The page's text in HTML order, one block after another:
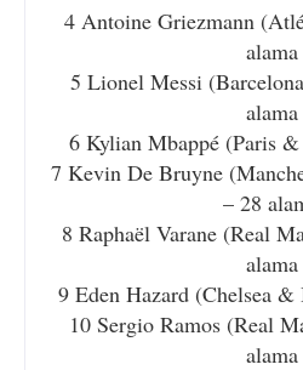
4 Antoine Griezmann
alama
5 Lionel Messi
alama
6 Kylian Mbappé (Paris
7 Kevin De Bruyne
– 28
8 Raphaël Varane (Real
alama
9 Eden Hazard (Chelsea
10 Sergio Ramos (Real
alama